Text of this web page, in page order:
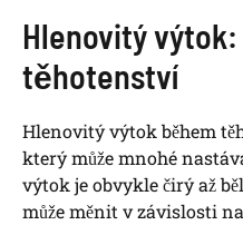
Hlenovitý
těhotenství
Hlenovitý výtok během
který může mnohé
výtok je obvykle čirý až
může měnit v závislosti